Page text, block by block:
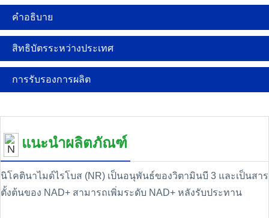
คําอธิบาย
สิทธิบัตรระหว่างประเทศ
การรับรองการผลิต
แนะนําผลิตภัณฑ์
นิโคตินาไมด์ไรโบส (NR) เป็นอนุพันธ์ของวิตามินบี 3 และเป็นสาร
ตั้งต้นของ NAD+ สามารถเพิ่มระดับ NAD+ หลังรับประทาน